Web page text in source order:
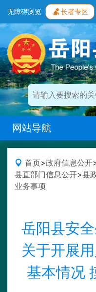
无障碍浏览 长者专区
网站导航
首页>政府信息公开
县直部门信息公开>县
业务事项
岳阳县安
关于开展
基本情况